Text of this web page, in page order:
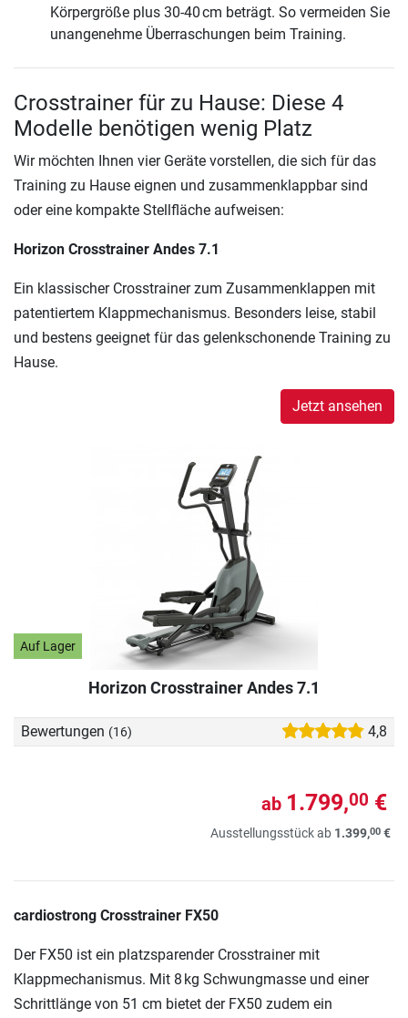
Körpergröße plus 30-40 cm beträgt. So vermeiden Sie
unangenehme Überraschungen beim Training.
Crosstrainer für zu Hause: Diese 4
Modelle benötigen wenig Platz
Wir möchten Ihnen vier Geräte vorstellen, die sich für das
Training zu Hause eignen und zusammenklappbar sind
oder eine kompakte Stellfläche aufweisen:
Auf Lager
Horizon Crosstrainer Andes 7.1
Bewertungen (16) 4,8
ab 1.799,00 €
Ausstellungsstück ab 1.399,00 €
Horizon Crosstrainer Andes 7.1
Ein klassischer Crosstrainer zum Zusammenklappen mit
patentiertem Klappmechanismus. Besonders leise, stabil
und bestens geeignet für das gelenkschonende Training zu
Hause.
Jetzt ansehen
cardiostrong Crosstrainer FX50
Der FX50 ist ein platzsparender Crosstrainer mit
Klappmechanismus. Mit 8 kg Schwungmasse und einer
Schrittlänge von 51 cm bietet der FX50 zudem ein